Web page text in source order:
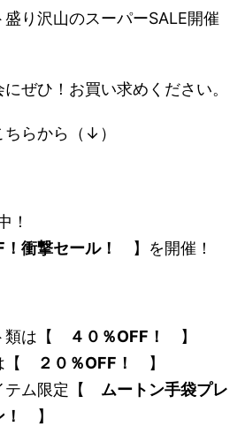
り沢山のスーパーSALE開催
ぜひ！お買い求めください。
らから（↓）
！
衝撃セール！ 】を開催！
類は【 ４０％OFF！
】
【
２０％OFF！
】
テム限定【 ムートン手袋プレ
】